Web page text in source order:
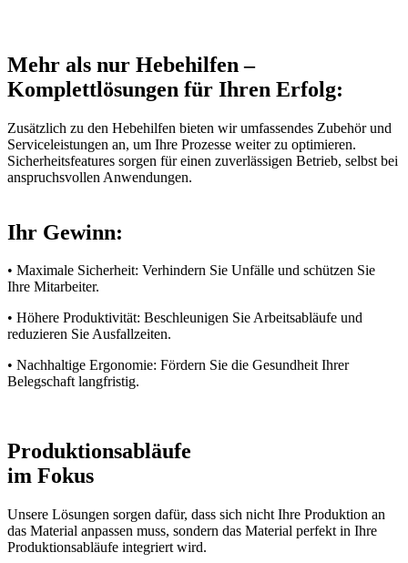
Mehr als nur Hebehilfen –
Komplettlösungen für Ihren Erfolg:
Zusätzlich zu den Hebehilfen bieten wir umfassendes Zubehör und
Serviceleistungen an, um Ihre Prozesse weiter zu optimieren.
Sicherheitsfeatures sorgen für einen zuverlässigen Betrieb, selbst bei
anspruchsvollen Anwendungen.
Ihr Gewinn:
• Maximale Sicherheit: Verhindern Sie Unfälle und schützen Sie
Ihre Mitarbeiter.
• Höhere Produktivität: Beschleunigen Sie Arbeitsabläufe und
reduzieren Sie Ausfallzeiten.
• Nachhaltige Ergonomie: Fördern Sie die Gesundheit Ihrer
Belegschaft langfristig.
Produktionsabläufe
im Fokus
Unsere Lösungen sorgen dafür, dass sich nicht Ihre Produktion an
das Material anpassen muss, sondern das Material perfekt in Ihre
Produktionsabläufe integriert wird.